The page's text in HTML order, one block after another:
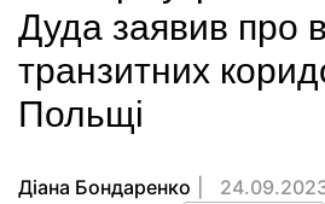
Дуда заявив про
транзитних
Польщі
Діана Бондаренко